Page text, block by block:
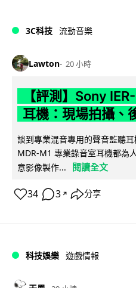
3C科技 流動音樂
Lawton 20 小時
【評測】Sony
耳機：現場拍攝、
談到專業混音專用的聲音監聽
MDR-M1 專業錄音室耳機都為
意影像製作...
閱讀全文
34 3 ↗ 分享
科技娛樂 遊戲情報